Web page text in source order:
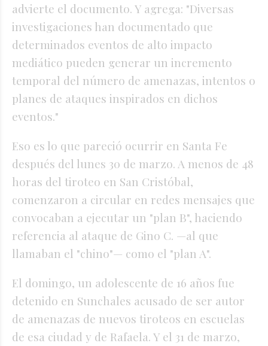
advierte el documento. Y agrega: "Diversas
investigaciones han documentado que
determinados eventos de alto impacto
mediático pueden generar un incremento
temporal del número de amenazas, intentos o
planes de ataques inspirados en dichos
eventos."
Eso es lo que pareció ocurrir en Santa Fe
después del lunes 30 de marzo. A menos de 48
horas del tiroteo en San Cristóbal,
comenzaron a circular en redes mensajes que
convocaban a ejecutar un "plan B", haciendo
referencia al ataque de Gino C. —al que
llamaban el "chino"— como el "plan A".
El domingo, un adolescente de 16 años fue
detenido en Sunchales acusado de ser autor
de amenazas de nuevos tiroteos en escuelas
de esa ciudad y de Rafaela. Y el 31 de marzo,